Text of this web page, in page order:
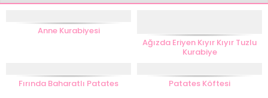
Anne Kurabiyesi
Ağızda Eriyen Kıyır Kıyır Tuzlu
Kurabiye
Fırında Baharatlı Patates Patates Köftesi